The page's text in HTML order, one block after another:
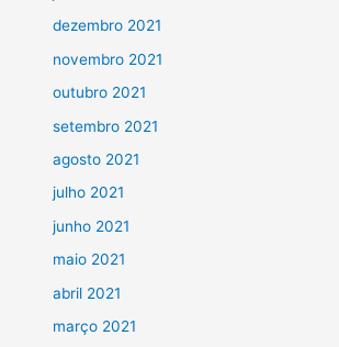
dezembro 2021
novembro 2021
outubro 2021
setembro 2021
agosto 2021
julho 2021
junho 2021
maio 2021
abril 2021
março 2021